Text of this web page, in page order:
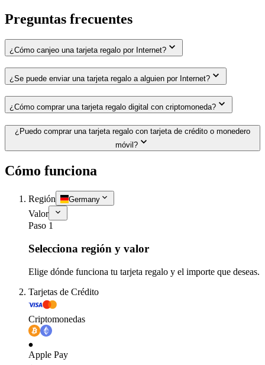
Preguntas frecuentes
¿Cómo canjeo una tarjeta regalo por Internet?
¿Se puede enviar una tarjeta regalo a alguien por Internet?
¿Cómo comprar una tarjeta regalo digital con criptomoneda?
¿Puedo comprar una tarjeta regalo con tarjeta de crédito o monedero
móvil?
Cómo funciona
Región Germany
Valor
Paso 1
Selecciona región y valor
Elige dónde funciona tu tarjeta regalo y el importe que deseas.
Tarjetas de Crédito
Criptomonedas
Apple Pay